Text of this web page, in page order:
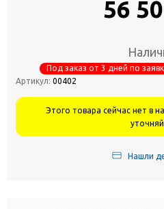
56
Под заказ от 3 дней по
Артикул: 00402
Этого товара сейчас нет в
Нашли